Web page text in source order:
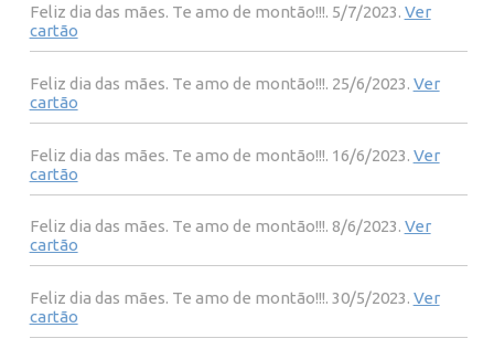
Feliz dia das mães. Te amo de montão!!!. 5/7/2023. Ver
cartão
Feliz dia das mães. Te amo de montão!!!. 25/6/2023. Ver
cartão
Feliz dia das mães. Te amo de montão!!!. 16/6/2023. Ver
cartão
Feliz dia das mães. Te amo de montão!!!. 8/6/2023. Ver
cartão
Feliz dia das mães. Te amo de montão!!!. 30/5/2023. Ver
cartão